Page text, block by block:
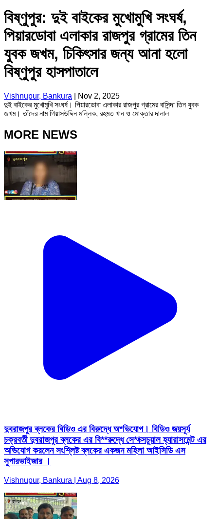
বিষ্ণুপুর: দুই বাইকের মুখোমুখি সংঘর্ষ,
পিয়ারডোবা এলাকার রাজপুর গ্রামের তিন
যুবক জখম, চিকিৎসার জন্য আনা হলো
বিষ্ণুপুর হাসপাতালে
Vishnupur, Bankura
Nov 2, 2025
দুই বাইকের মুখোমুখি সংঘর্ষ। পিয়ারডোবা এলাকার রাজপুর গ্রামের বাসিন্দা তিন যুবক
জখম। তাঁদের নাম গিয়াসউদ্দিন মল্লিক, রহমত খান ও মোক্তার দালাল
MORE NEWS
দুবরাজপুর ব্লকের বিডিও এর বিরুদ্ধে অ*ভিযোগ। বিডিও জয়সূর্য
চক্রবর্তী দুবরাজপুর ব্লকের এর বি**রুদ্ধে সে**ক্সচুয়াল হ্যারাসমেন্ট এর
অভিযোগ করলেন সংশ্লিষ্ট ব্লকের একজন মহিলা আইসিডি এস
সুপারভাইজার ।
Vishnupur, Bankura | Aug 8, 2026